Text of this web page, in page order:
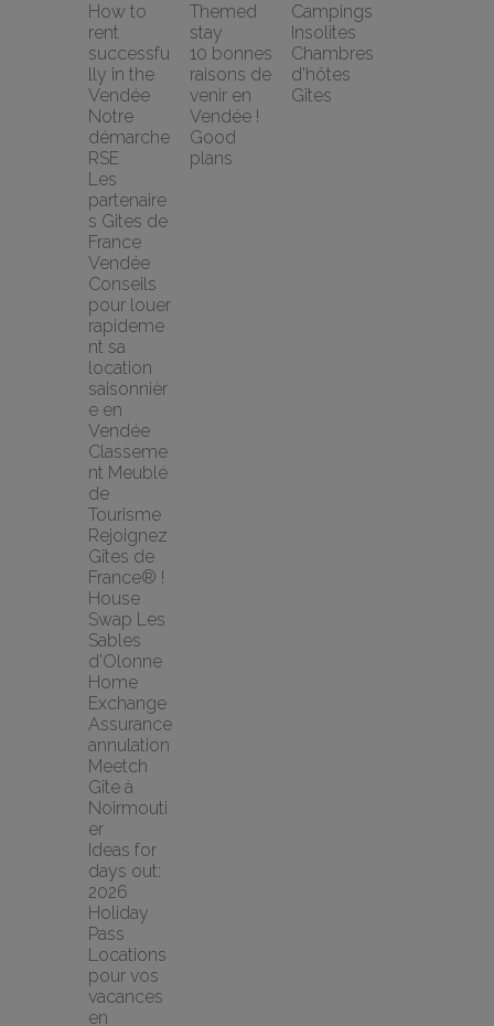
How to
rent
successfu
lly in the
Vendée
Notre
démarche
RSE
Les
partenaire
s Gites de
France
Vendée
Conseils
pour louer
rapideme
nt sa
location
saisonnièr
e en
Vendée
Classeme
nt Meublé
de
Tourisme
Rejoignez
Gîtes de
France® !
House
Swap Les
Sables
d'Olonne
Home
Exchange
Assurance
annulation
Meetch
Gîte à
Noirmouti
er
Ideas for
days out:
2026
Holiday
Pass
Locations
pour vos
vacances
en
Themed
stay
10 bonnes
raisons de
venir en
Vendée !
Good
plans
Campings
Insolites
Chambres
d'hôtes
Gîtes